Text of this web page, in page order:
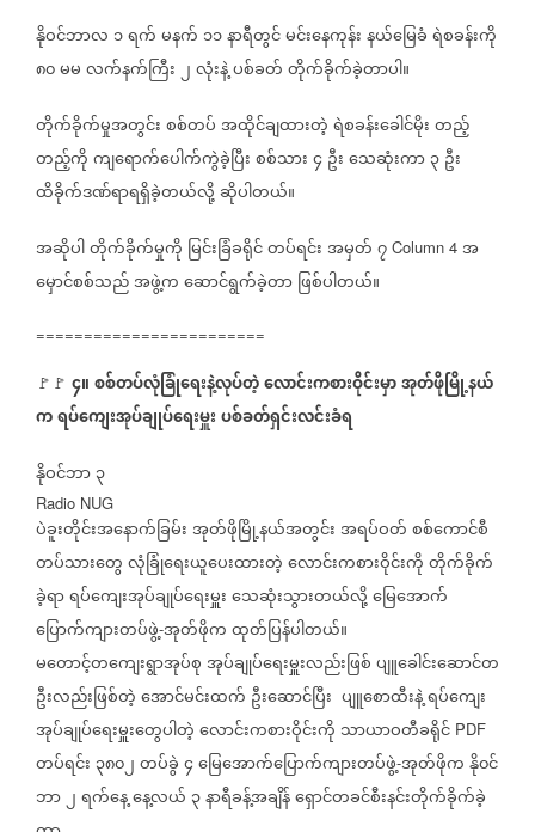
နိုဝင်ဘာလ ၁ရက်မနက် ၁၁နာရီတွင်မင်းနေကုန်းနယ်မြေခံရဲစခန်းကို
၈၀မမလက်နက်ကြီး၂လုံးနဲ့ပစ်ခတ်တိုက်ခိုက်ခဲ့တာပါ။
တိုက်ခိုက်မှုအတွင်းစစ်တပ်အထိုင်ချထားတဲ့ရဲစခန်းခေါင်မိုးတည့်
တည့်ကိုကျရောက်ပေါက်ကွဲခဲ့ပြီးစစ်သား၄ ဦးသေဆုံးကာ၃ဦး
ထိခိုက်ဒဏ်ရာရရှိခဲ့တယ်လို့ဆိုပါတယ်။
အဆိုပါတိုက်ခိုက်မှုကို မြင်းခြံခရိုင်တပ်ရင်းအမှတ်၇ Column 4 အ
မှောင်စစ်သည်အဖွဲ့ကဆောင်ရွက်ခဲ့တာဖြစ်ပါတယ်။
========================
🚩🚩 ၄။စစ်တပ်လုံခြုံရေးနဲ့လုပ်တဲ့လောင်းကစားဝိုင်းမှာအုတ်ဖိုမြို့နယ်
ကရပ်ကျေးအုပ်ချုပ်ရေးမှူးပစ်ခတ်ရှင်းလင်းခံရ
နိုဝင်ဘာ၃
Radio NUG
ပဲခူးတိုင်းအ‌နောက်ခြမ်းအုတ်ဖိုမြို့နယ်အတွင်းအရပ်ဝတ်စစ်ကောင်စီ
တပ်သားတွေလုံခြုံရေးယူပေးထားတဲ့လောင်းကစားဝိုင်းကိုတိုက်ခိုက်
ခဲ့ရာရပ်ကျေးအုပ်ချုပ်ရေးမှူးသေဆုံးသွားတယ်လို့မြေအောက်
ပြောက်ကျားတပ်ဖွဲ့-အုတ်ဖိုကထုတ်ပြန်ပါတယ်။
မတောင့်တကျေးရွာအုပ်စုအုပ်ချုပ်ရေးမှူးလည်းဖြစ်ပျူခေါင်းဆောင်တ
ဦးလည်းဖြစ်တဲ့အောင်မင်းထက် ဦးဆောင်ပြီး ပျူစောထီးနဲ့ရပ်ကျေး
အုပ်ချုပ်ရေးမှူးတွေပါတဲ့လောင်းကစားဝိုင်းကို သာယာဝတီခရိုင် PDF
တပ်ရင်း ၃၈၀၂တပ်ခွဲ၄မြေအောက်ပြောက်ကျားတပ်ဖွဲ့-အုတ်ဖိုကနို၀င်
ဘာ၂ရက်နေ့နေ့လယ် ၃နာရီခန့်အချိန်ရှောင်တခင်စီးနင်းတိုက်ခိုက်ခဲ့